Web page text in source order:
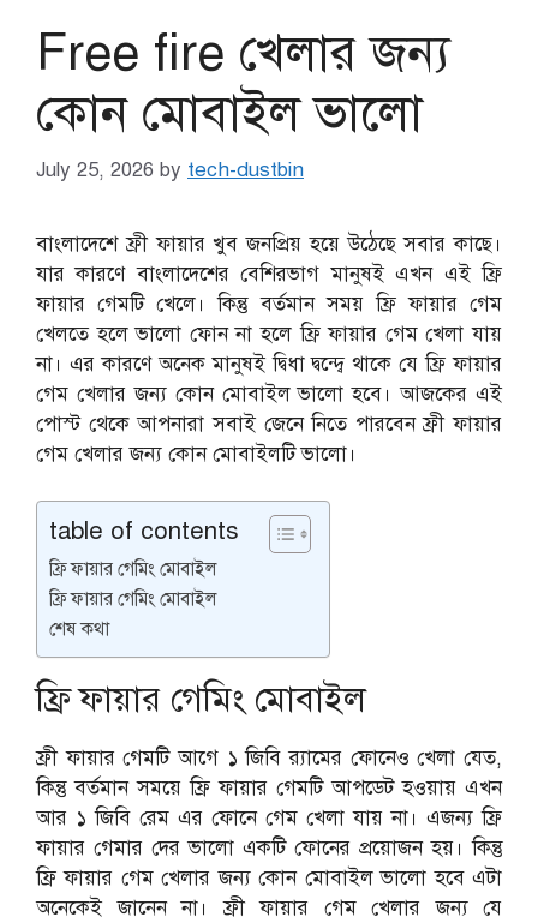
Free fire খেলার জন্য
কোন মোবাইল ভালো
July 25, 2026 by tech-dustbin
বাংলাদেশে ফ্রী ফায়ার খুব জনপ্রিয় হয়ে উঠেছে সবার কাছে।
যার কারণে বাংলাদেশের বেশিরভাগ মানুষই এখন এই ফ্রি
ফায়ার গেমটি খেলে। কিন্তু বর্তমান সময় ফ্রি ফায়ার গেম
খেলতে হলে ভালো ফোন না হলে ফ্রি ফায়ার গেম খেলা যায়
না। এর কারণে অনেক মানুষই দ্বিধা দ্বন্দ্বে থাকে যে ফ্রি ফায়ার
গেম খেলার জন্য কোন মোবাইল ভালো হবে। আজকের এই
পোস্ট থেকে আপনারা সবাই জেনে নিতে পারবেন ফ্রী ফায়ার
গেম খেলার জন্য কোন মোবাইলটি ভালো।
table of contents
ফ্রি ফায়ার গেমিং মোবাইল
ফ্রি ফায়ার গেমিং মোবাইল
শেষ কথা
ফ্রি ফায়ার গেমিং মোবাইল
ফ্রী ফায়ার গেমটি আগে ১ জিবি র‍্যামের ফোনেও খেলা যেত,
কিন্তু বর্তমান সময়ে ফ্রি ফায়ার গেমটি আপডেট হওয়ায় এখন
আর ১ জিবি রেম এর ফোনে গেম খেলা যায় না। এজন্য ফ্রি
ফায়ার গেমার দের ভালো একটি ফোনের প্রয়োজন হয়। কিন্তু
ফ্রি ফায়ার গেম খেলার জন্য কোন মোবাইল ভালো হবে এটা
অনেকেই জানেন না। ফ্রী ফায়ার গেম খেলার জন্য যে